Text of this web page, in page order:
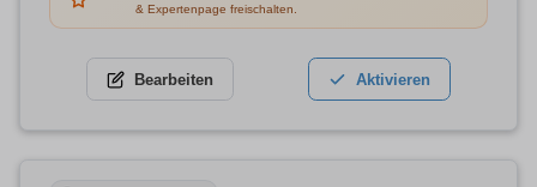
& Expertenpage freischalten.
Bearbeiten Aktivieren